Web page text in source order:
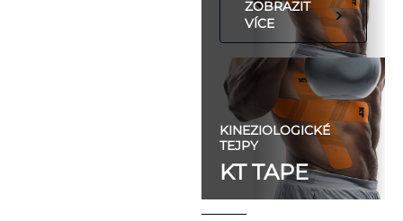
ZOBRAZIT
VÍCE
KINEZIOLOGICKÉ
TEJPY
KT TAPE